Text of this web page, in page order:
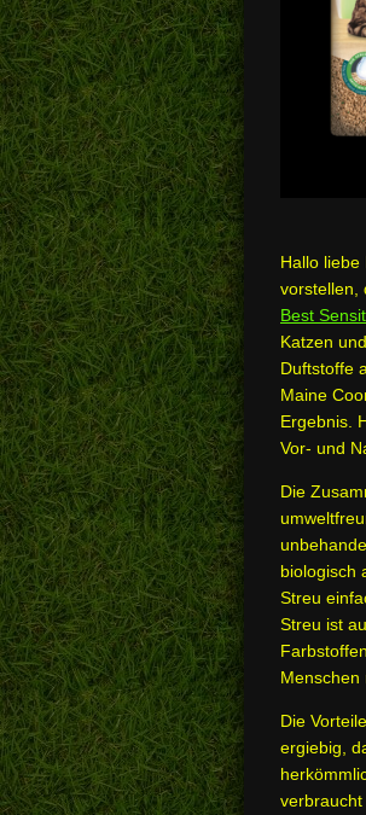
Hallo
vorstellen,
Best
Katzen
Duftstoffe
Maine
Ergebnis.
Vor- und
Die
biologisch
Streu
Streu ist
Menschen
Die
ergiebig,